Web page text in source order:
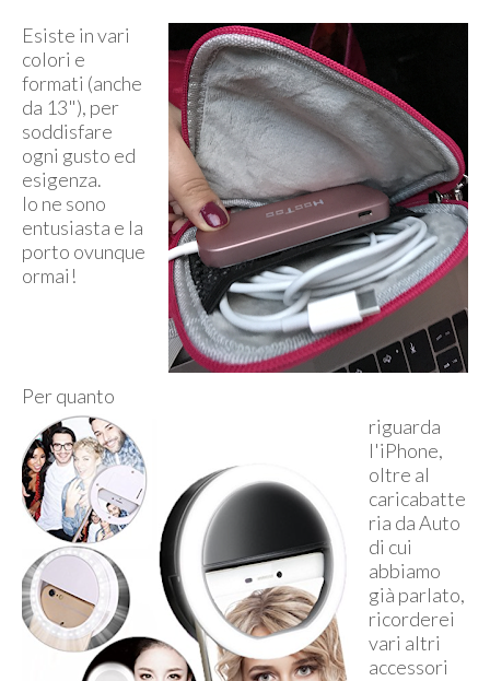
Esiste in vari
colori e
formati (anche
da 13"), per
soddisfare
ogni gusto ed
esigenza.
Io ne sono
entusiasta e la
porto ovunque
ormai!
Per quanto
riguarda
l'iPhone,
oltre al
caricabatte
ria da Auto
di cui
abbiamo
già parlato,
ricorderei
vari altri
accessori